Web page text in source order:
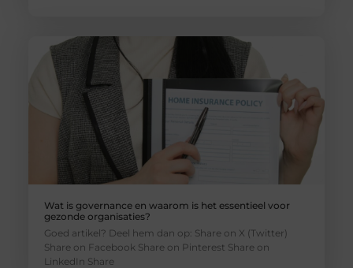
Wat is governance en waarom is het essentieel voor
gezonde organisaties?
Goed artikel? Deel hem dan op: Share on X (Twitter)
Share on Facebook Share on Pinterest Share on
LinkedIn Share